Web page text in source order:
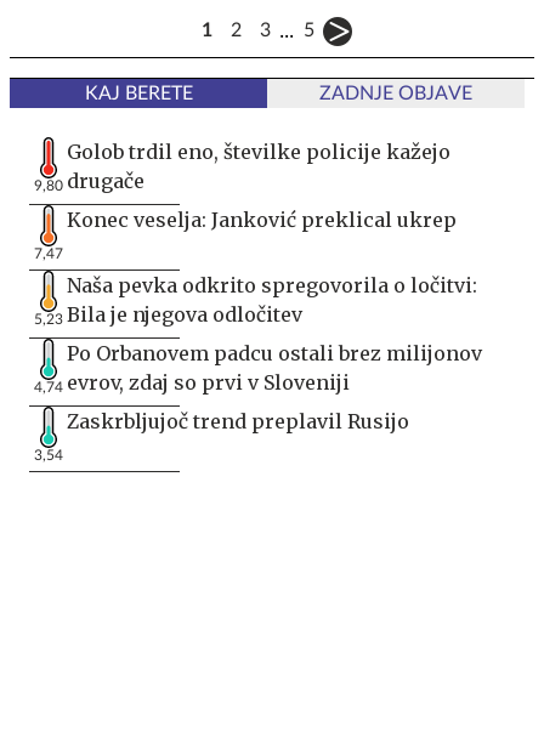
1 2 3 ... 5
KAJ BERETE ZADNJE OBJAVE
9,80
Golob trdil eno, številke policije kažejo
drugače
7,47
Konec veselja: Janković preklical ukrep
5,23
Naša pevka odkrito spregovorila o ločitvi:
Bila je njegova odločitev
4,74
Po Orbanovem padcu ostali brez milijonov
evrov, zdaj so prvi v Sloveniji
3,54
Zaskrbljujoč trend preplavil Rusijo